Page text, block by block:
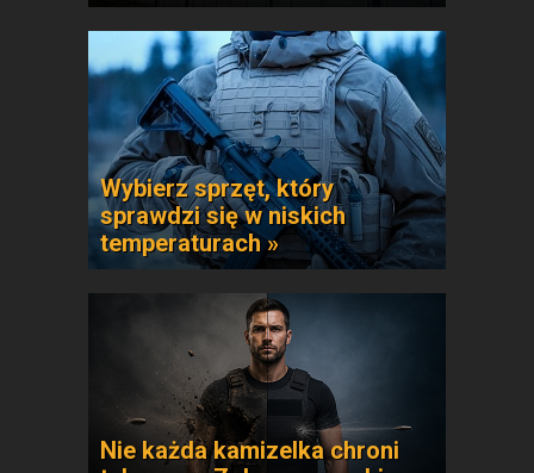
Wybierz sprzęt, który
sprawdzi się w niskich
temperaturach »
Nie każda kamizelka chroni